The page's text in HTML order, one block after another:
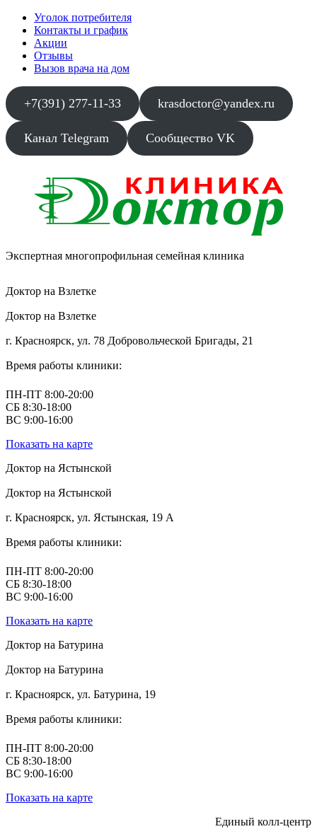
Уголок потребителя
Контакты и график
Акции
Отзывы
Вызов врача на дом
+7(391) 277-11-33 krasdoctor@yandex.ru
Канал Telegram Сообщество VK
Экспертная многопрофильная семейная клиника
Доктор на Взлетке
Доктор на Взлетке
г. Красноярск, ул. 78 Добровольческой Бригады, 21
Время работы клиники:
ПН-ПТ 8:00-20:00
СБ 8:30-18:00
ВС 9:00-16:00
Показать на карте
Доктор на Ястынской
Доктор на Ястынской
г. Красноярск, ул. Ястынская, 19 А
Время работы клиники:
ПН-ПТ 8:00-20:00
СБ 8:30-18:00
ВС 9:00-16:00
Показать на карте
Доктор на Батурина
Доктор на Батурина
г. Красноярск, ул. Батурина, 19
Время работы клиники:
ПН-ПТ 8:00-20:00
СБ 8:30-18:00
ВС 9:00-16:00
Показать на карте
Единый колл-центр